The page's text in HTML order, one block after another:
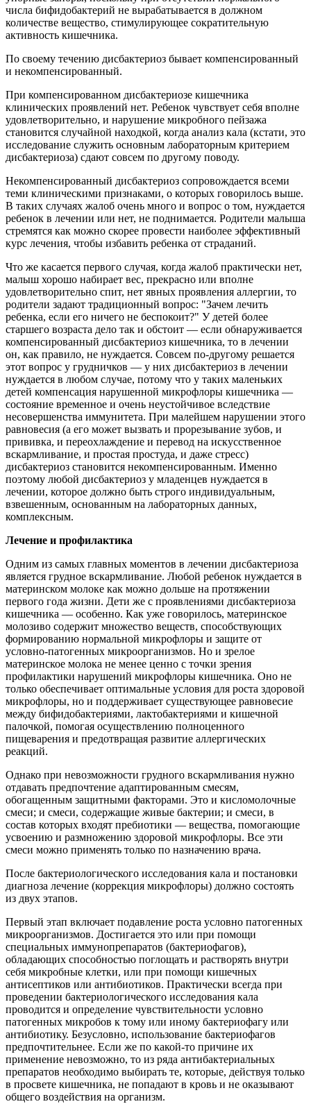
числа бифидобактерий не вырабатывается в должном
количестве вещество, стимулирующее сократительную
активность кишечника.
По своему течению дисбактериоз бывает компенсированный
и некомпенсированный.
При компенсированном дисбактериозе кишечника
клинических проявлений нет. Ребенок чувствует себя вполне
удовлетворительно, и нарушение микробного пейзажа
становится случайной находкой, когда анализ кала (кстати, это
исследование служить основным лабораторным критерием
дисбактериоза) сдают совсем по другому поводу.
Некомпенсированный дисбактериоз сопровождается всеми
теми клиническими признаками, о которых говорилось выше.
В таких случаях жалоб очень много и вопрос о том, нуждается
ребенок в лечении или нет, не поднимается. Родители малыша
стремятся как можно скорее провести наиболее эффективный
курс лечения, чтобы избавить ребенка от страданий.
Что же касается первого случая, когда жалоб практически нет,
малыш хорошо набирает вес, прекрасно или вполне
удовлетворительно спит, нет явных проявления аллергии, то
родители задают традиционный вопрос: "Зачем лечить
ребенка, если его ничего не беспокоит?" У детей более
старшего возраста дело так и обстоит — если обнаруживается
компенсированный дисбактериоз кишечника, то в лечении
он, как правило, не нуждается. Совсем по-другому решается
этот вопрос у грудничков — у них дисбактериоз в лечении
нуждается в любом случае, потому что у таких маленьких
детей компенсация нарушенной микрофлоры кишечника —
состояние временное и очень неустойчивое вследствие
несовершенства иммунитета. При малейшем нарушении этого
равновесия (а его может вызвать и прорезывание зубов, и
прививка, и переохлаждение и перевод на искусственное
вскармливание, и простая простуда, и даже стресс)
дисбактериоз становится некомпенсированным. Именно
поэтому любой дисбактериоз у младенцев нуждается в
лечении, которое должно быть строго индивидуальным,
взвешенным, основанным на лабораторных данных,
комплексным.
Лечение и профилактика
Одним из самых главных моментов в лечении дисбактериоза
является грудное вскармливание. Любой ребенок нуждается в
материнском молоке как можно дольше на протяжении
первого года жизни. Дети же с проявлениями дисбактериоза
кишечника — особенно. Как уже говорилось, материнское
молозиво содержит множество веществ, способствующих
формированию нормальной микрофлоры и защите от
условно-патогенных микроорганизмов. Но и зрелое
материнское молока не менее ценно с точки зрения
профилактики нарушений микрофлоры кишечника. Оно не
только обеспечивает оптимальные условия для роста здоровой
микрофлоры, но и поддерживает существующее равновесие
между бифидобактериями, лактобактериями и кишечной
палочкой, помогая осуществлению полноценного
пищеварения и предотвращая развитие аллергических
реакций.
Однако при невозможности грудного вскармливания нужно
отдавать предпочтение адаптированным смесям,
обогащенным защитными факторами. Это и кисломолочные
смеси; и смеси, содержащие живые бактерии; и смеси, в
состав которых входят пребиотики — вещества, помогающие
усвоению и размножению здоровой микрофлоры. Все эти
смеси можно применять только по назначению врача.
После бактериологического исследования кала и постановки
диагноза лечение (коррекция микрофлоры) должно состоять
из двух этапов.
Первый этап включает подавление роста условно патогенных
микроорганизмов. Достигается это или при помощи
специальных иммунопрепаратов (бактериофагов),
обладающих способностью поглощать и растворять внутри
себя микробные клетки, или при помощи кишечных
антисептиков или антибиотиков. Практически всегда при
проведении бактериологического исследования кала
проводится и определение чувствительности условно
патогенных микробов к тому или иному бактериофагу или
антибиотику. Безусловно, использование бактериофагов
предпочтительнее. Если же по какой-то причине их
применение невозможно, то из ряда антибактериальных
препаратов необходимо выбирать те, которые, действуя только
в просвете кишечника, не попадают в кровь и не оказывают
общего воздействия на организм.